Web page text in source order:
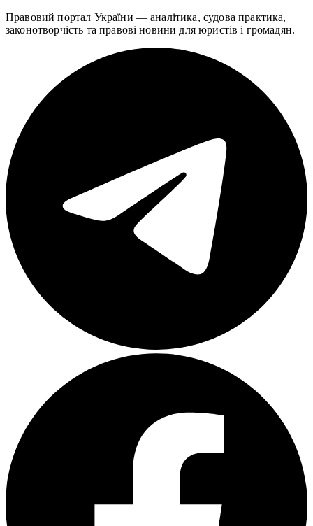
Правовий портал України — аналітика, судова практика,
законотворчість та правові новини для юристів і громадян.